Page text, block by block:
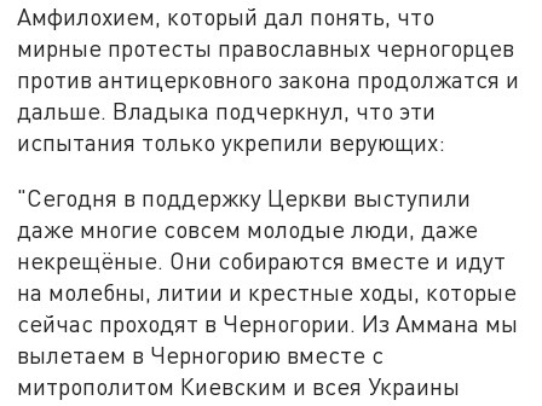
Амфилохием, который дал понять, что
мирные протесты православных черногорцев
против антицерковного закона продолжатся и
дальше. Владыка подчеркнул, что эти
испытания только укрепили верующих:
"Сегодня в поддержку Церкви выступили
даже многие совсем молодые люди, даже
некрещёные. Они собираются вместе и идут
на молебны, литии и крестные ходы, которые
сейчас проходят в Черногории. Из Аммана мы
вылетаем в Черногорию вместе с
митрополитом Киевским и всея Украины